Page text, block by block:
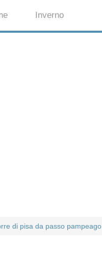
Inverno
di pisa da passo pampeago